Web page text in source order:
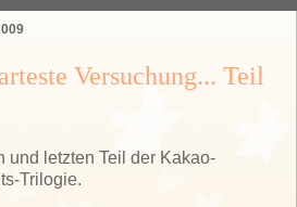
Versuchung... Teil
und letzten Teil der Kakao-
Trilogie.